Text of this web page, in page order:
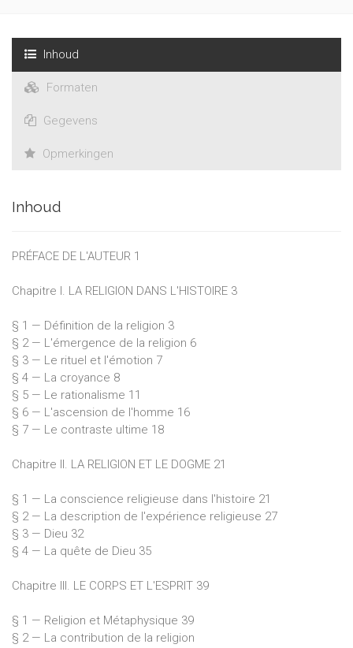
Inhoud
Formaten
Gegevens
Opmerkingen
Inhoud
PRÉFACE DE L'AUTEUR 1
Chapitre I. LA RELIGION DANS L'HISTOIRE 3
§ 1 — Définition de la religion 3
§ 2 — L'émergence de la religion 6
§ 3 — Le rituel et l'émotion 7
§ 4 — La croyance 8
§ 5 — Le rationalisme 11
§ 6 — L'ascension de l'homme 16
§ 7 — Le contraste ultime 18
Chapitre II. LA RELIGION ET LE DOGME 21
§ 1 — La conscience religieuse dans l'histoire 21
§ 2 — La description de l'expérience religieuse 27
§ 3 — Dieu 32
§ 4 — La quête de Dieu 35
Chapitre III. LE CORPS ET L'ESPRIT 39
§ 1 — Religion et Métaphysique 39
§ 2 — La contribution de la religion